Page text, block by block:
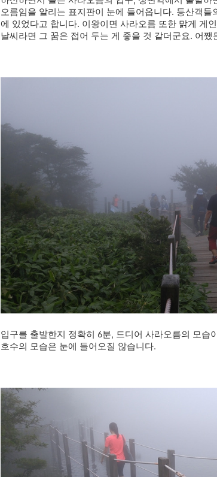
오름임을 알리는 표지판이 눈에 들어옵니다. 등산객
에 있었다고 합니다. 이왕이면 사라오름 또한 맑게 게
날씨라면 그 꿈은 접어 두는 게 좋을 것 같더군요. 어쨌
입구를 출발한지 정확히 6분, 드디어 사라오름의 모습
호수의 모습은 눈에 들어오질 않습니다.